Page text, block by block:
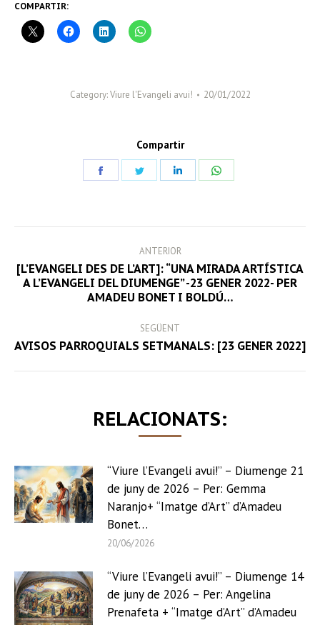
COMPARTIR:
Category:Viure l'Evangeli avui! 20/01/2022
Compartir
NAVIGATION
ANTERIOR
Previous
post:
[L’EVANGELI DES DE L’ART]: “UNA MIRADA ARTÍSTICA
A L’EVANGELI DEL DIUMENGE” -23 GENER 2022- PER
AMADEU BONET I BOLDÚ…
SEGÜENT
Next
AVISOS PARROQUIALS SETMANALS: [23 GENER 2022]
RELACIONATS:
“Viure l’Evangeli avui!” – Diumenge 21
de juny de 2026 – Per: Gemma
Naranjo+ “Imatge d’Art” d’Amadeu
Bonet…
20/06/2026
“Viure l’Evangeli avui!” – Diumenge 14
de juny de 2026 – Per: Angelina
Prenafeta + “Imatge d’Art” d’Amadeu